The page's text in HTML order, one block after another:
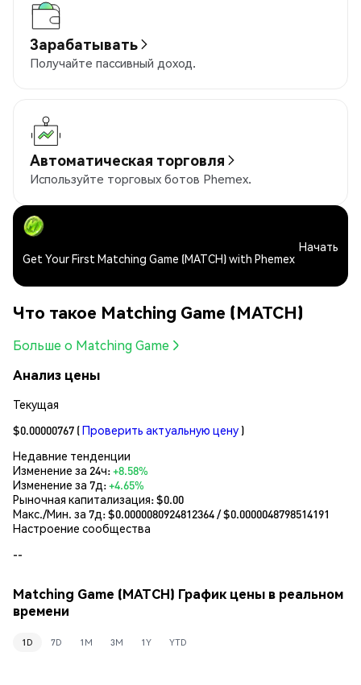
Зарабатывать
Получайте пассивный доход.
Автоматическая торговля
Используйте торговых ботов Phemex.
Get Your First Matching Game (MATCH) with Phemex
Начать
Что такое Matching Game (MATCH)
Больше о Matching Game
Анализ цены
Текущая
$0.00000767 (Проверить актуальную цену )
Недавние тенденции
Изменение за 24ч:+8.58%
Изменение за 7д:+4.65%
Рыночная капитализация:$0.00
Макс./Мин. за 7д: $0.0000080924812364/ $0.0000048798514191
Настроение сообщества
--
Matching Game (MATCH) График цены в реальном
времени
1D 7D 1M 3M 1Y YTD